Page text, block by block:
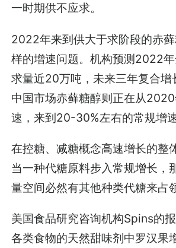
一时期供不应求。
2022年来到供大于求阶段的赤
样的增速问题。机构预测2022
求量近20万吨，未来三年复合增
中国市场赤藓糖醇则正在从
速，来到20-30%左右的常规增速
在控糖、减糖概念高速增长的整
当一种代糖原料步入常规增长，
量空间必然有其他种类代糖来占
美国食品研究咨询机构Spins的
各类食物的天然甜味剂中罗汉果